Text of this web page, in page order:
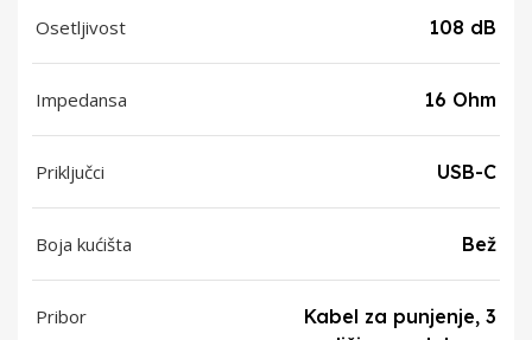
Osetljivost 108 dB
Impedansa 16 Ohm
Priključci USB-C
Boja kućišta Bež
Pribor
Kabel za punjenje, 3